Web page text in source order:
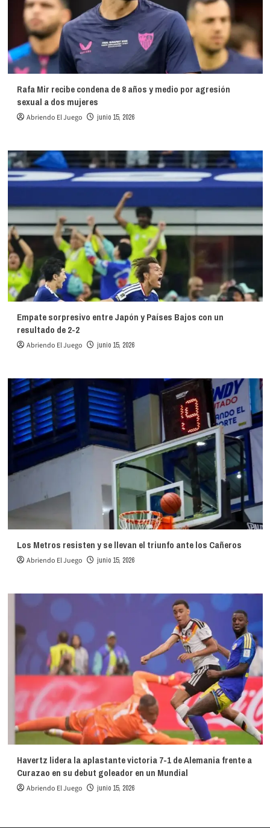
Rafa Mir recibe condena de 8 años y medio por agresión
sexual a dos mujeres
Abriendo El Juego junio 15, 2026
Empate sorpresivo entre Japón y Países Bajos con un
resultado de 2-2
Abriendo El Juego junio 15, 2026
Los Metros resisten y se llevan el triunfo ante los Cañeros
Abriendo El Juego junio 15, 2026
Havertz lidera la aplastante victoria 7-1 de Alemania frente a
Curazao en su debut goleador en un Mundial
Abriendo El Juego junio 15, 2026